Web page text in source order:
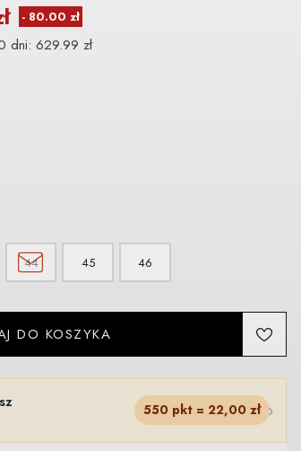
dni:629.99zł
44 45 46
DO KOSZYKA
550 pkt = 22,00 zł ›